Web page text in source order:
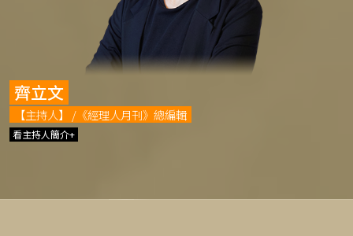
齊立文
【主持人】 /《經理人月刊》總編輯
看主持人簡介+